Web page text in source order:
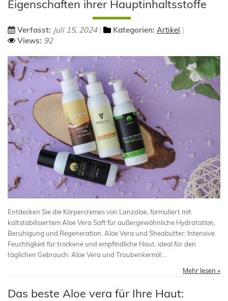
Eigenschaften ihrer Hauptinhaltsstoffe
Verfasst: Juli 15, 2024 Kategorien: Artikel
Views: 92
Entdecken Sie die Körpercremes von Lanzaloe, formuliert mit
kaltstabilisiertem Aloe Vera Saft für außergewöhnliche Hydratation,
Beruhigung und Regeneration. Aloe Vera und Sheabutter: Intensive
Feuchtigkeit für trockene und empfindliche Haut, ideal für den
täglichen Gebrauch. Aloe Vera und Traubenkernöl:...
Mehr lesen »
Das beste Aloe vera für Ihre Haut: